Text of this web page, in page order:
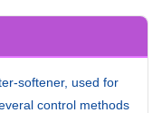
softener, used for
control methods